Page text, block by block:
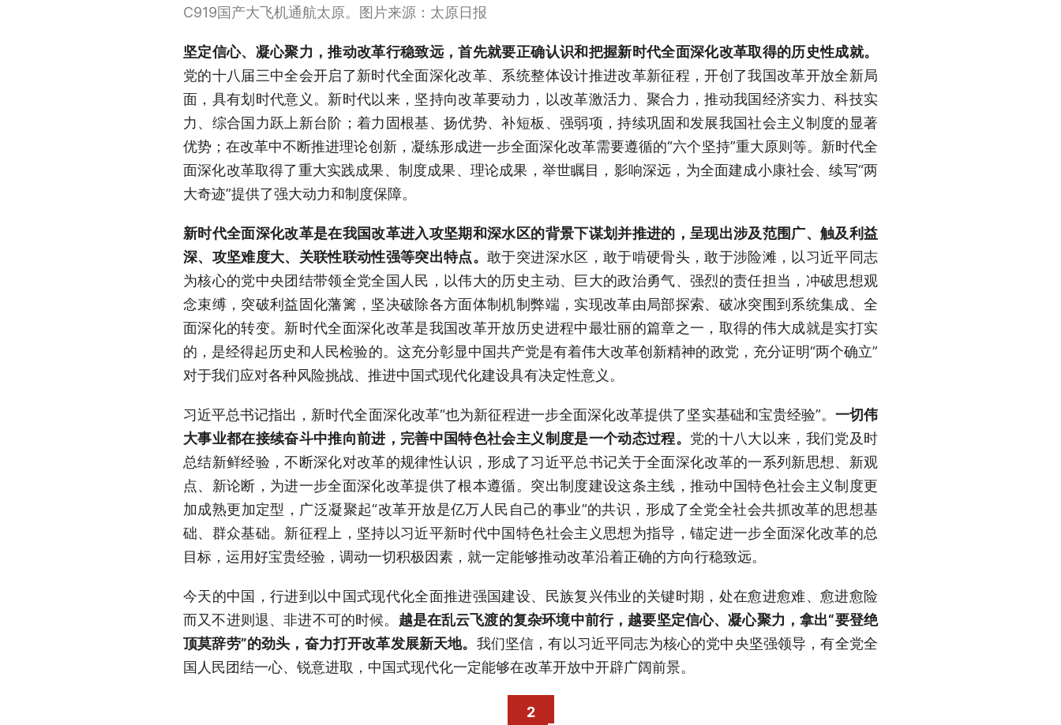
C919国产大飞机通航太原。图片来源：太原日报
坚定信心、凝心聚力，推动改革行稳致远，首先就要正确认识和把握新时代全面深化改革取得的历史性成就。
党的十八届三中全会开启了新时代全面深化改革、系统整体设计推进改革新征程，开创了我国改革开放全新局
面，具有划时代意义。新时代以来，坚持向改革要动力，以改革激活力、聚合力，推动我国经济实力、科技实
力、综合国力跃上新台阶；着力固根基、扬优势、补短板、强弱项，持续巩固和发展我国社会主义制度的显著
优势；在改革中不断推进理论创新，凝练形成进一步全面深化改革需要遵循的“六个坚持”重大原则等。新时代全
面深化改革取得了重大实践成果、制度成果、理论成果，举世瞩目，影响深远，为全面建成小康社会、续写“两
大奇迹”提供了强大动力和制度保障。
新时代全面深化改革是在我国改革进入攻坚期和深水区的背景下谋划并推进的，呈现出涉及范围广、触及利益
深、攻坚难度大、关联性联动性强等突出特点。敢于突进深水区，敢于啃硬骨头，敢于涉险滩，以习近平同志
为核心的党中央团结带领全党全国人民，以伟大的历史主动、巨大的政治勇气、强烈的责任担当，冲破思想观
念束缚，突破利益固化藩篱，坚决破除各方面体制机制弊端，实现改革由局部探索、破冰突围到系统集成、全
面深化的转变。新时代全面深化改革是我国改革开放历史进程中最壮丽的篇章之一，取得的伟大成就是实打实
的，是经得起历史和人民检验的。这充分彰显中国共产党是有着伟大改革创新精神的政党，充分证明“两个确立”
对于我们应对各种风险挑战、推进中国式现代化建设具有决定性意义。
习近平总书记指出，新时代全面深化改革“也为新征程进一步全面深化改革提供了坚实基础和宝贵经验”。 一切伟
大事业都在接续奋斗中推向前进，完善中国特色社会主义制度是一个动态过程。 党的十八大以来，我们党及时
总结新鲜经验，不断深化对改革的规律性认识，形成了习近平总书记关于全面深化改革的一系列新思想、新观
点、新论断，为进一步全面深化改革提供了根本遵循。突出制度建设这条主线，推动中国特色社会主义制度更
加成熟更加定型，广泛凝聚起“改革开放是亿万人民自己的事业”的共识，形成了全党全社会共抓改革的思想基
础、群众基础。新征程上，坚持以习近平新时代中国特色社会主义思想为指导，锚定进一步全面深化改革的总
目标，运用好宝贵经验，调动一切积极因素，就一定能够推动改革沿着正确的方向行稳致远。
今天的中国，行进到以中国式现代化全面推进强国建设、民族复兴伟业的关键时期，处在愈进愈难、愈进愈险
而又不进则退、非进不可的时候。 越是在乱云飞渡的复杂环境中前行，越要坚定信心、凝心聚力，拿出“要登绝
顶莫辞劳”的劲头，奋力打开改革发展新天地。 我们坚信，有以习近平同志为核心的党中央坚强领导，有全党全
国人民团结一心、锐意进取，中国式现代化一定能够在改革开放中开辟广阔前景。
2